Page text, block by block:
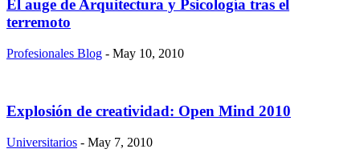
El auge de Arquitectura y Psicología tras el
terremoto
Profesionales Blog - May 10, 2010
Explosión de creatividad: Open Mind 2010
Universitarios - May 7, 2010